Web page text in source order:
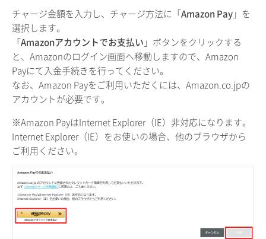
チャージ金額を入力し、チャージ方法に「Amazon Pay」を
選択します。
「Amazonアカウントでお支払い 」ボタンをクリックする
と、Amazonのログイン画面へ移動しますので、Amazon
Payにて入金手続きを行ってください。
なお、Amazon Payをご利用いただくには、Amazon.co.jpの
アカウントが必要です。
※Amazon PayはInternet Explorer（IE）非対応になります。
Internet Explorer（IE）をお使いの場合、他のブラウザから
ご利用ください。